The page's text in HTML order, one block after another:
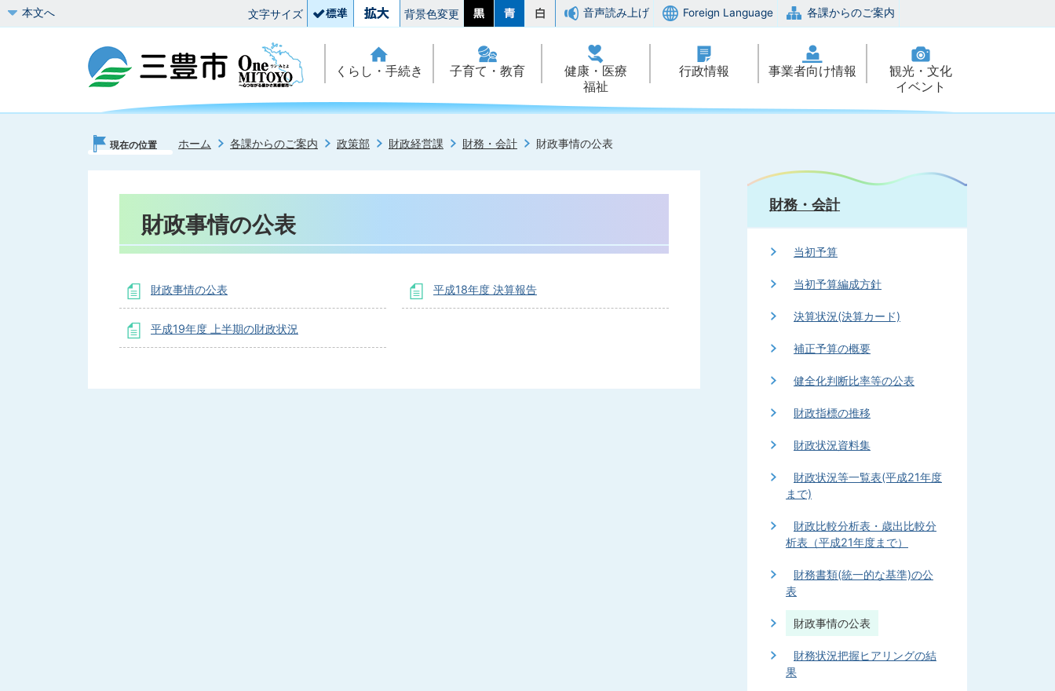
本文へ 文字サイズ 背景色変更 音声読み上げ Foreign Language 各課からのご案内
くらし・手続き 子育て・教育
健康・医療
福祉
行政情報 事業者向け情報
観光・文化
イベント
現在の位置 ホーム 各課からのご案内 政策部 財政経営課 財務・会計 財政事情の公表
財政事情の公表
財政事情の公表 平成18年度 決算報告
平成19年度 上半期の財政状況
財務・会計
当初予算
当初予算編成方針
決算状況(決算カード)
補正予算の概要
健全化判断比率等の公表
財政指標の推移
財政状況資料集
財政状況等一覧表(平成21年度
まで)
財政比較分析表・歳出比較分
析表（平成21年度まで）
財務書類(統一的な基準)の公
表
財政事情の公表
財務状況把握ヒアリングの結
果